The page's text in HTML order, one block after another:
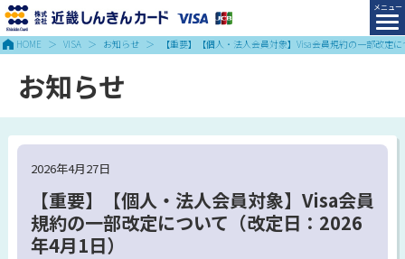
HOME VISA お知らせ 【重要】【個人・法人会員対象】Visa会員規約の一部改定
お知らせ
【重要】【個人・法人会員対象】Visa会員
規約の一部改定について（改定日：2026
年4月1日）
2026年4月27日